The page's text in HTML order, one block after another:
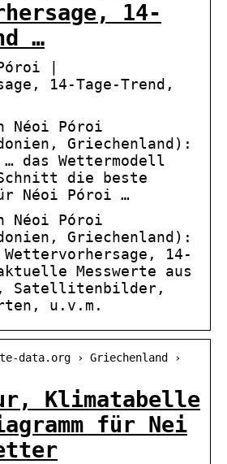
14-
…
|
14-Tage-Trend,
Néoi Póroi
Griechenland):
das Wettermodell
die beste
Néoi Póroi …
Néoi Póroi
Griechenland):
14-
Messwerte aus
Satellitenbilder,
u.v.m.
data.org › Griechenland ›
Klimatabelle
für Nei